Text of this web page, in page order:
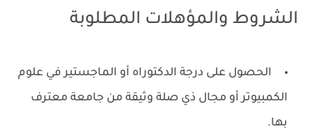
الشروط والمؤهلات المطلوبة
الحصول على درجة الدكتوراه أو الماجستير في علوم
الكمبيوتر أو مجال ذي صلة وثيقة من جامعة معترف
بها.